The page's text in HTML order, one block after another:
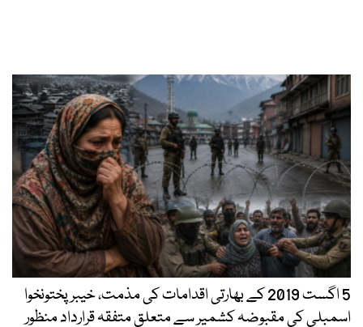
5 اگست 2019 کے بھارتی اقدامات کی مذمت، خیبرپختونخوا
اسمبلی کی مقبوضہ کشمیر سے متعلق متفقہ قرارداد منظور